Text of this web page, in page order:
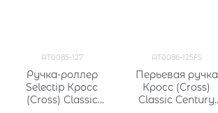
AT0085-127
Ручка-роллер
Selectip Кросс
(Cross) Classic
AT0086-125FS
Перьевая ручка
Кросс (Cross)
Classic Century